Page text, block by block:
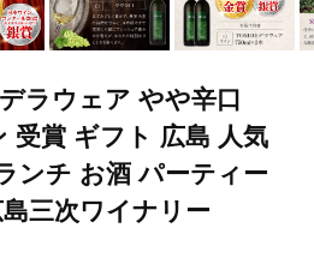
ラウェア やや辛口
受賞 ギフト 広島 人気
ンチ お酒 パーティー
三次ワイナリー